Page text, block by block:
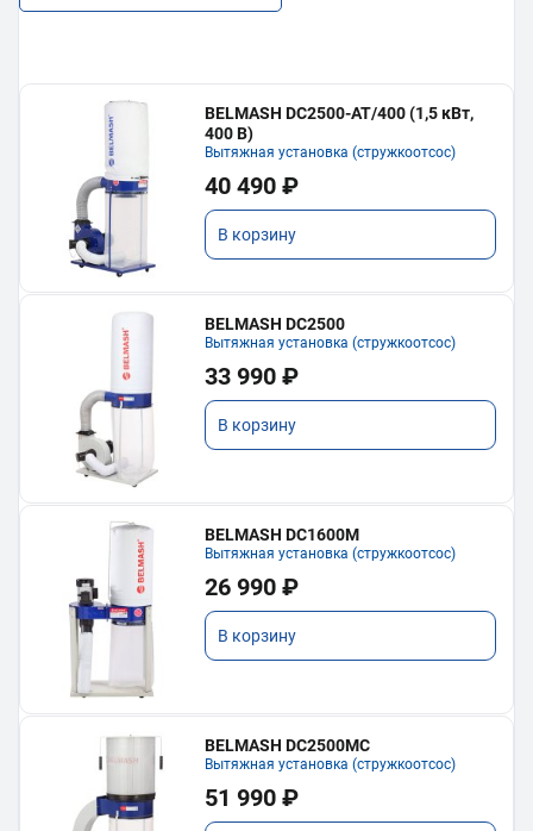
BELMASH DC2500-AT/400 (1,5 кВт,
400 В)
Вытяжная установка (стружкоотсос)
40 490 ₽
В корзину
BELMASH DC2500
Вытяжная установка (стружкоотсос)
33 990 ₽
В корзину
BELMASH DC1600M
Вытяжная установка (стружкоотсос)
26 990 ₽
В корзину
BELMASH DC2500MC
Вытяжная установка (стружкоотсос)
51 990 ₽